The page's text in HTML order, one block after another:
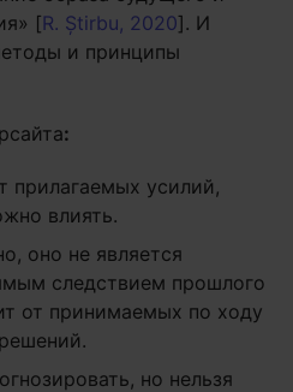
[R. Știrbu, 2020]. И
и принципы
:
прилагаемых усилий,
влиять.
оно не является
следствием прошлого
от принимаемых по ходу
но нельзя